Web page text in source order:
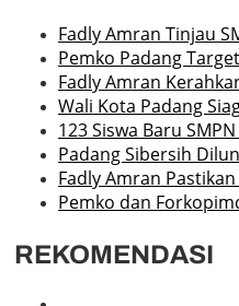
Fadly Amran Tinjau
Pemko Padang
Fadly Amran
Wali Kota Padang
123 Siswa Baru
Padang Sibersih
Fadly Amran
Pemko dan
REKOMENDASI